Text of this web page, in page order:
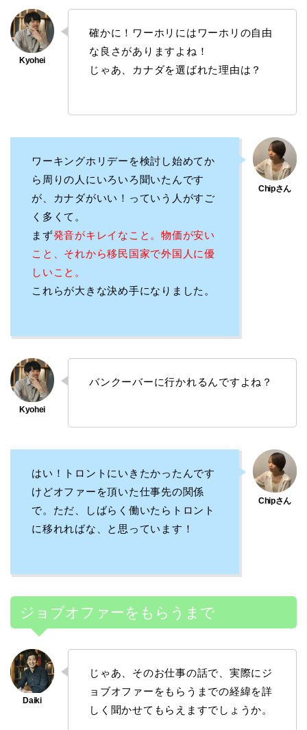
確かに！ワーホリにはワーホリの自由
な良さがありますよね！
じゃあ、カナダを選ばれた理由は？
ワーキングホリデーを検討し始めてか
ら周りの人にいろいろ聞いたんです
が、カナダがいい！っていう人がすご
く多くて。
まず発音がキレイなこと。物価が安い
こと、それから移民国家で外国人に優
しいこと。
これらが大きな決め手になりました。
バンクーバーに行かれるんですよね？
はい！トロントにいきたかったんです
けどオファーを頂いた仕事先の関係
で。ただ、しばらく働いたらトロント
に移れればな、と思っています！
ジョブオファーをもらうまで
じゃあ、そのお仕事の話で、実際にジ
ョブオファーをもらうまでの経緯を詳
しく聞かせてもらえますでしょうか。